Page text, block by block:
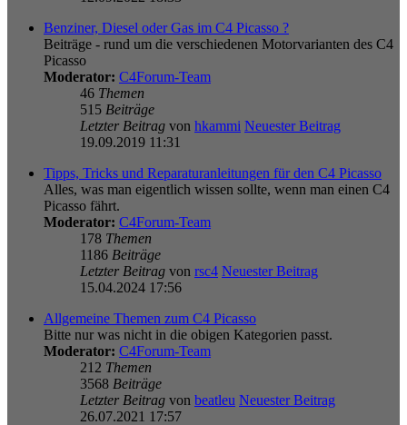
Benziner, Diesel oder Gas im C4 Picasso ?
Beiträge - rund um die verschiedenen Motorvarianten des C4
Picasso
Moderator: C4Forum-Team
46 Themen
515 Beiträge
Letzter Beitrag von hkammi Neuester Beitrag
19.09.2019 11:31
Tipps, Tricks und Reparaturanleitungen für den C4 Picasso
Alles, was man eigentlich wissen sollte, wenn man einen C4
Picasso fährt.
Moderator: C4Forum-Team
178 Themen
1186 Beiträge
Letzter Beitrag von rsc4 Neuester Beitrag
15.04.2024 17:56
Allgemeine Themen zum C4 Picasso
Bitte nur was nicht in die obigen Kategorien passt.
Moderator: C4Forum-Team
212 Themen
3568 Beiträge
Letzter Beitrag von beatleu Neuester Beitrag
26.07.2021 17:57